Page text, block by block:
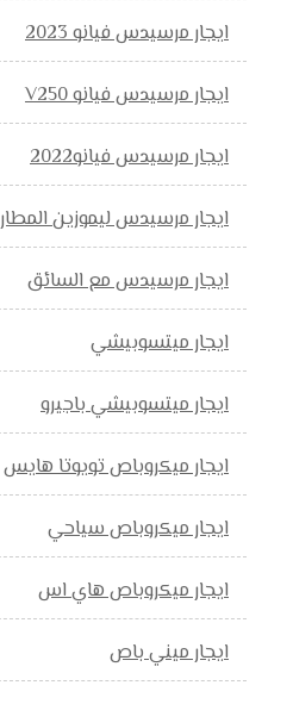
ايجار مرسيدس فيانو 2023
ايجار مرسيدس فيانو V250
ايجار مرسيدس فيانو2022
ايجار مرسيدس ليموزين المطار
ايجار مرسيدس مع السائق
ايجار ميتسوبيشي
ايجار ميتسوبيشي باجيرو
ايجار ميكروباص تويوتا هايس
ايجار ميكروباص سياحي
ايجار ميكروباص هاي اس
ايجار ميني باص